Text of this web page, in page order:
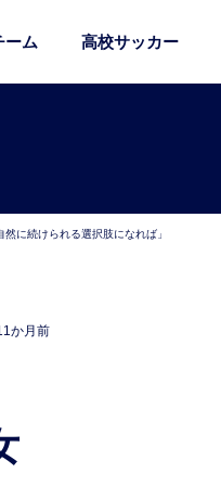
ーム 高校サッカー
に続けられる選択肢になれば」
か月前